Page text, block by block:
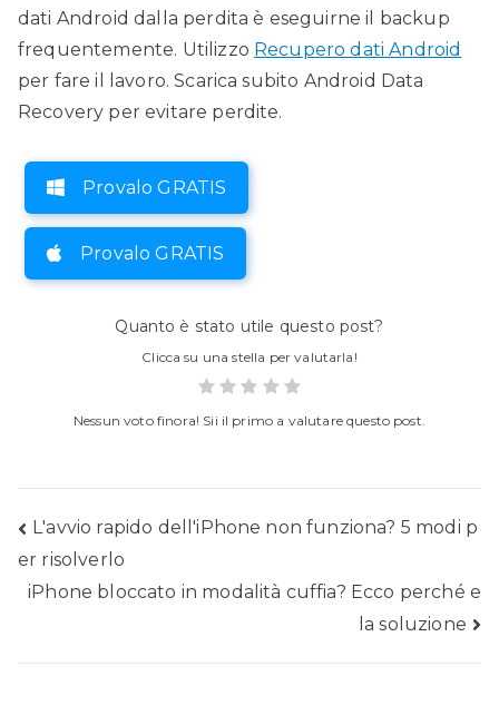
dati Android dalla perdita è eseguirne il backup
frequentemente. Utilizzo Recupero dati Android
per fare il lavoro. Scarica subito Android Data
Recovery per evitare perdite.
Provalo GRATIS
Provalo GRATIS
Quanto è stato utile questo post?
Clicca su una stella per valutarla!
Nessun voto finora! Sii il primo a valutare questo post.
Posta
navigazione
L'avvio rapido dell'iPhone non funziona? 5 modi p
er risolverlo
iPhone bloccato in modalità cuffia? Ecco perché e
la soluzione